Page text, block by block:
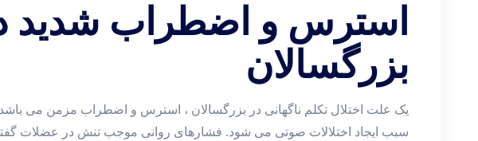
استرس و اضطراب شدید
بزرگسالان
یک علت اختلال تکلم ناگهانی در بزرگسالان ، استرس و اضطراب مزمن می
سبب ایجاد اختلالات صوتی می شود. فشارهای روانی موجب تنش در عضلات